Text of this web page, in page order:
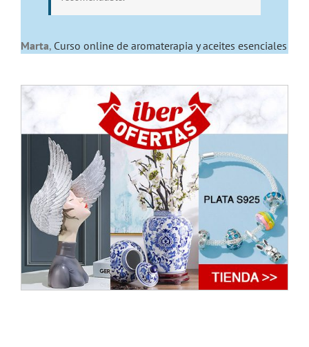
Marta, Curso online de aromaterapia y aceites esenciales